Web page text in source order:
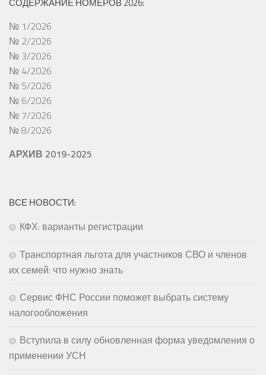
№ 1/2026
№ 2/2026
№ 3/2026
№ 4/2026
№ 5/2026
№ 6/2026
№ 7/2026
№ 8/2026
АРХИВ 2019-2025
ВСЕ НОВОСТИ:
КФХ: варианты регистрации
Транспортная льгота для участников СВО и членов
их семей: что нужно знать
Сервис ФНС России поможет выбрать систему
налогообложения
Вступила в силу обновленная форма уведомления о
применении УСН